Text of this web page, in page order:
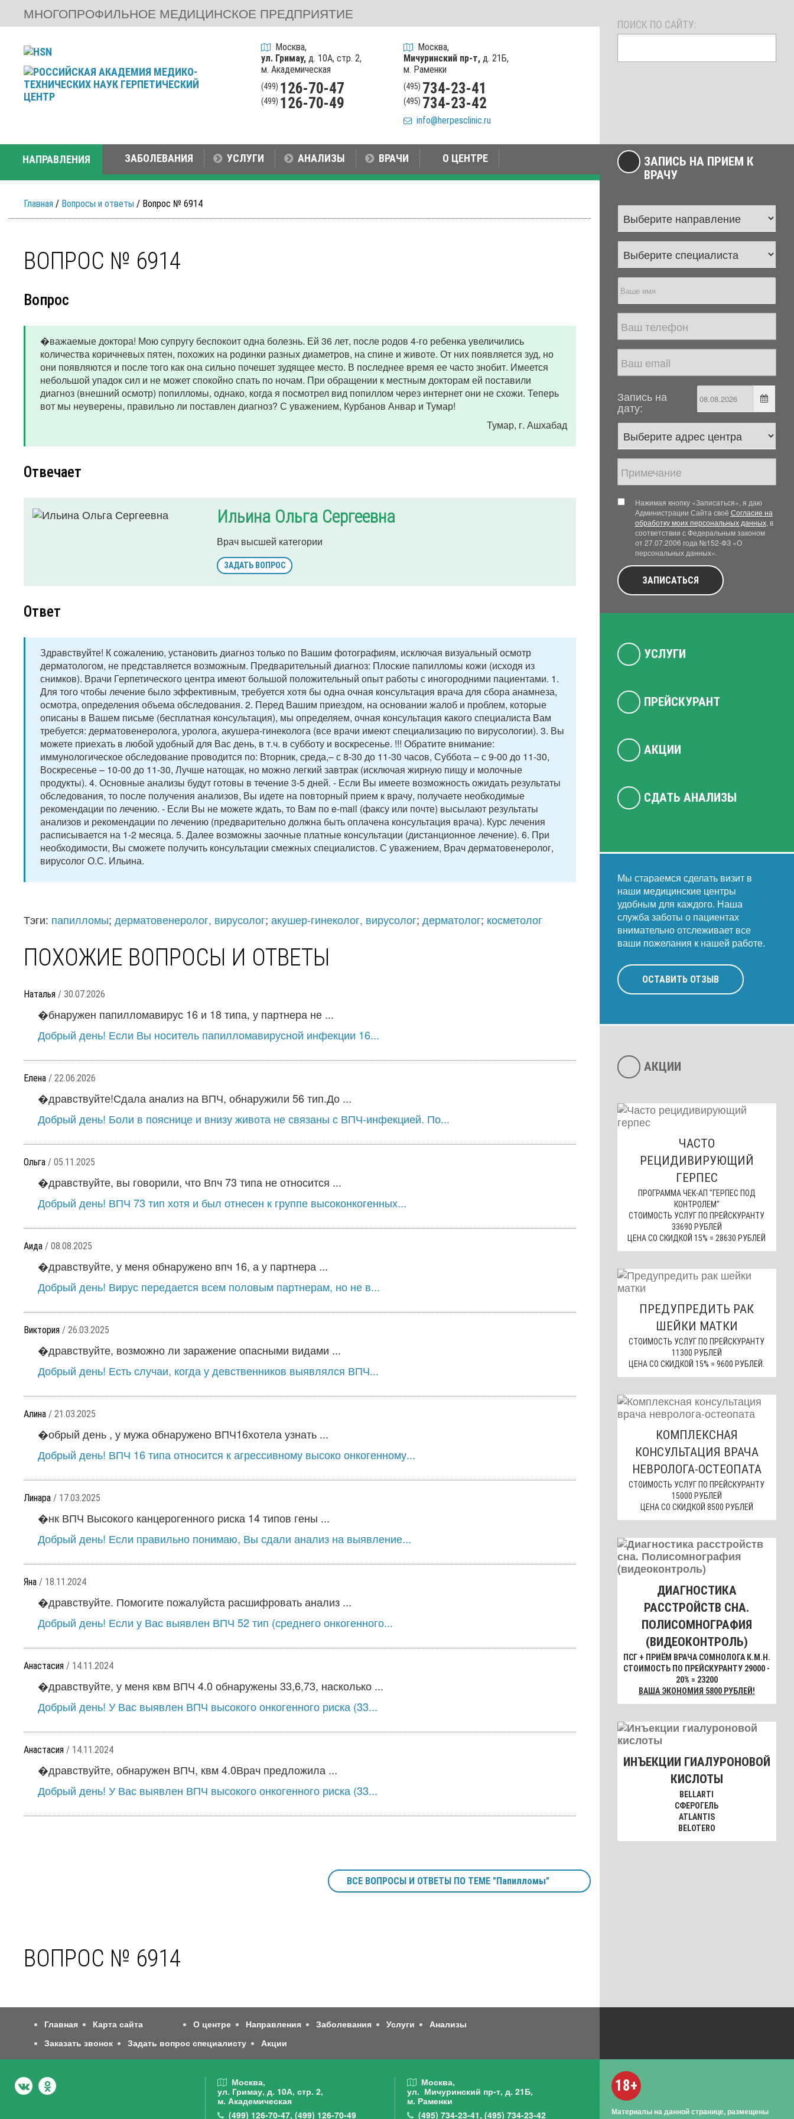
МНОГОПРОФИЛЬНОЕ МЕДИЦИНСКОЕ ПРЕДПРИЯТИЕ
Москва,
ул. Гримау,д. 10А, стр. 2,
м. Академическая
(499) 126-70-47
(499) 126-70-49
Москва,
Мичуринский пр-т, д. 21Б,
м. Раменки
(495) 734-23-41
(495) 734-23-42
info@herpesclinic.ru
ПОИСК ПО САЙТУ:
НАПРАВЛЕНИЯ ЗАБОЛЕВАНИЯ УСЛУГИ АНАЛИЗЫ ВРАЧИ О ЦЕНТРЕ
Главная / Вопросы и ответы / Вопрос № 6914
ВОПРОС № 6914
Вопрос
�важаемые доктора! Мою супругу беспокоит одна болезнь. Ей 36 лет, после родов 4-го ребенка увеличились
количества коричневых пятен, похожих на родинки разных диаметров, на спине и животе. От них появляется зуд, но
они появляются и после того как она сильно почешет зудящее место. В последнее время ее часто знобит. Имеется
небольшой упадок сил и не может спокойно спать по ночам. При обращении к местным докторам ей поставили
диагноз (внешний осмотр) попилломы, однако, когда я посмотрел вид попиллом через интернет они не схожи. Теперь
вот мы неуверены, правильно ли поставлен диагноз? С уважением, Курбанов Анвар и Тумар!
Тумар, г. Ашхабад
Отвечает
Ильина Ольга Сергеевна
Врач высшей категории
ЗАДАТЬ ВОПРОС
Ответ
Здравствуйте! К сожалению, установить диагноз только по Вашим фотографиям, исключая визуальный осмотр
дерматологом, не представляется возможным. Предварительный диагноз: Плоские папилломы кожи (исходя из
снимков). Врачи Герпетического центра имеют большой положительный опыт работы с иногородними пациентами. 1.
Для того чтобы лечение было эффективным, требуется хотя бы одна очная консультация врача для сбора анамнеза,
осмотра, определения объема обследования. 2. Перед Вашим приездом, на основании жалоб и проблем, которые
описаны в Вашем письме (бесплатная консультация), мы определяем, очная консультация какого специалиста Вам
требуется: дерматовенеролога, уролога, акушера-гинеколога (все врачи имеют специализацию по вирусологии). 3. Вы
можете приехать в любой удобный для Вас день, в т.ч. в субботу и воскресенье. !!! Обратите внимание:
иммунологическое обследование проводится по: Вторник, среда,– с 8-30 до 11-30 часов, Суббота – с 9-00 до 11-30,
Воскресенье – 10-00 до 11-30, Лучше натощак, но можно легкий завтрак (исключая жирную пищу и молочные
продукты). 4. Основные анализы будут готовы в течение 3-5 дней. - Если Вы имеете возможность ожидать результаты
обследования, то после получения анализов, Вы идете на повторный прием к врачу, получаете необходимые
рекомендации по лечению. - Если Вы не можете ждать, то Вам по e-mail (факсу или почте) высылают результаты
анализов и рекомендации по лечению (предварительно должна быть оплачена консультация врача). Курс лечения
расписывается на 1-2 месяца. 5. Далее возможны заочные платные консультации (дистанционное лечение). 6. При
необходимости, Вы сможете получить консультации смежных специалистов. С уважением, Врач дерматовенеролог,
вирусолог О.С. Ильина.
Тэги: папилломы; дерматовенеролог, вирусолог; акушер-гинеколог, вирусолог; дерматолог; косметолог
ПОХОЖИЕ ВОПРОСЫ И ОТВЕТЫ
Наталья / 30.07.2026
�бнаружен папилломавирус 16 и 18 типа, у партнера не ...
Добрый день! Если Вы носитель папилломавирусной инфекции 16...
Елена / 22.06.2026
�дравствуйте!Сдала анализ на ВПЧ, обнаружили 56 тип.До ...
Добрый день! Боли в пояснице и внизу живота не связаны с ВПЧ-инфекцией. По...
Ольга / 05.11.2025
�дравствуйте, вы говорили, что Впч 73 типа не относится ...
Добрый день! ВПЧ 73 тип хотя и был отнесен к группе высоконкогенных...
Аида / 08.08.2025
�дравствуйте, у меня обнаружено впч 16, а у партнера ...
Добрый день! Вирус передается всем половым партнерам, но не в...
Виктория / 26.03.2025
�дравствуйте, возможно ли заражение опасными видами ...
Добрый день! Есть случаи, когда у девственников выявлялся ВПЧ...
Алина / 21.03.2025
�обрый день , у мужа обнаружено ВПЧ16хотела узнать ...
Добрый день! ВПЧ 16 типа относится к агрессивному высоко онкогенному...
Линара / 17.03.2025
�нк ВПЧ Высокого канцерогенного риска 14 типов гены ...
Добрый день! Если правильно понимаю, Вы сдали анализ на выявление...
Яна / 18.11.2024
�дравствуйте. Помогите пожалуйста расшифровать анализ ...
Добрый день! Если у Вас выявлен ВПЧ 52 тип (среднего онкогенного...
Анастасия / 14.11.2024
�дравствуйте, у меня квм ВПЧ 4.0 обнаружены 33,6,73, насколько ...
Добрый день! У Вас выявлен ВПЧ высокого онкогенного риска (33...
Анастасия / 14.11.2024
�дравствуйте, обнаружен ВПЧ, квм 4.0Врач предложила ...
Добрый день! У Вас выявлен ВПЧ высокого онкогенного риска (33...
ВСЕ ВОПРОСЫ И ОТВЕТЫ ПО ТЕМЕ "Папилломы"
ВОПРОС № 6914
ЗАПИСЬ НА ПРИЕМ К
ВРАЧУ
Запись на
дату:
Нажимая кнопку «Записаться», я даю
Администрации Сайта своё Согласие на
обработку моих персональных данных, в
соответствии с Федеральным законом
от 27.07.2006 года №152-ФЗ «О
персональных данных».
ЗАПИСАТЬСЯ
УСЛУГИ
ПРЕЙСКУРАНТ
АКЦИИ
СДАТЬ АНАЛИЗЫ
Мы стараемся сделать визит в
наши медицинские центры
удобным для каждого. Наша
служба заботы о пациентах
внимательно отслеживает все
ваши пожелания к нашей работе.
ОСТАВИТЬ ОТЗЫВ
АКЦИИ
ЧАСТО
РЕЦИДИВИРУЮЩИЙ
ГЕРПЕС
ПРОГРАММА ЧЕК-АП "ГЕРПЕС ПОД
КОНТРОЛЕМ"
СТОИМОСТЬ УСЛУГ ПО ПРЕЙСКУРАНТУ
33690 РУБЛЕЙ
ЦЕНА СО СКИДКОЙ 15% = 28630 РУБЛЕЙ
ПРЕДУПРЕДИТЬ РАК
ШЕЙКИ МАТКИ
СТОИМОСТЬ УСЛУГ ПО ПРЕЙСКУРАНТУ
11300 РУБЛЕЙ
ЦЕНА СО СКИДКОЙ 15% = 9600 РУБЛЕЙ.
КОМПЛЕКСНАЯ
КОНСУЛЬТАЦИЯ ВРАЧА
НЕВРОЛОГА-ОСТЕОПАТА
СТОИМОСТЬ УСЛУГ ПО ПРЕЙСКУРАНТУ
15000 РУБЛЕЙ
ЦЕНА СО СКИДКОЙ 8500 РУБЛЕЙ
ДИАГНОСТИКА
РАССТРОЙСТВ СНА.
ПОЛИСОМНОГРАФИЯ
(ВИДЕОКОНТРОЛЬ)
ПСГ + ПРИЁМ ВРАЧА СОМНОЛОГА К.М.Н.
СТОИМОСТЬ ПО ПРЕЙСКУРАНТУ 29000 -
20% = 23200
ВАША ЭКОНОМИЯ 5800 РУБЛЕЙ!
ИНЪЕКЦИИ ГИАЛУРОНОВОЙ
КИСЛОТЫ
BELLARTI
СФЕРОГЕЛЬ
ATLANTIS
BELOTERO
Главная Карта сайта О центре Направления Заболевания Услуги
Анализы
Заказать звонок
Задать вопрос специалисту Акции
Москва,
ул. Гримау, д. 10А, стр. 2,
м. Академическая
(499) 126-70-47, (499) 126-70-49
Москва,
ул. Мичуринский пр-т, д. 21Б,
м. Раменки
(495)734-23-41,(495)734-23-42
18+
Материалы на данной странице, размещены